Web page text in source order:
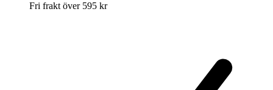
Fri frakt över 595 kr